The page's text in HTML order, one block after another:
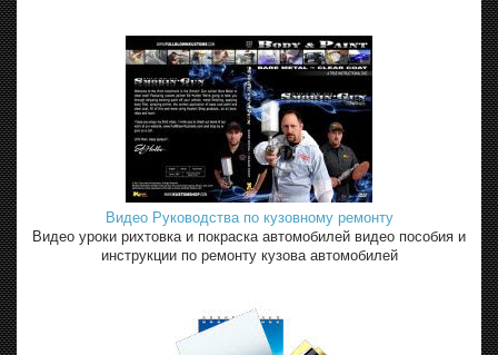
Видео Руководства по кузовному ремонту
Видео уроки рихтовка и покраска автомобилей видео пособия и
инструкции по ремонту кузова автомобилей